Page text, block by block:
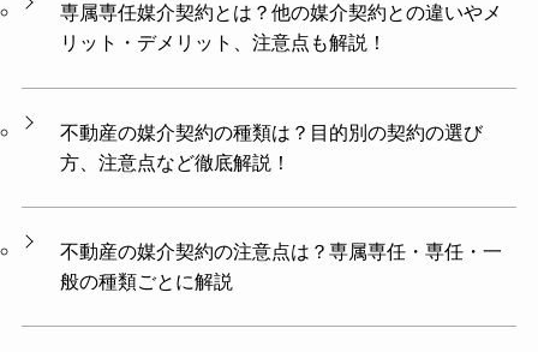
専属専任媒介契約とは？他の媒介契約との違いやメ
リット・デメリット、注意点も解説！
不動産の媒介契約の種類は？目的別の契約の選び
方、注意点など徹底解説！
不動産の媒介契約の注意点は？専属専任・専任・一
般の種類ごとに解説